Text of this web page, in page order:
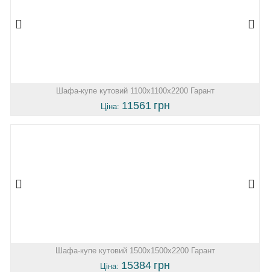
Шафа-купе кутовий 1100х1100х2200 Гарант
Ціна: 11561 грн
Шафа-купе кутовий 1500х1500х2200 Гарант
Ціна: 15384 грн